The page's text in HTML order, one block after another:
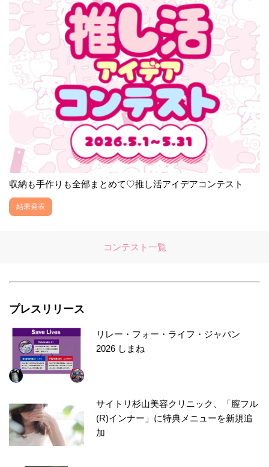
収納も手作りも全部まとめて♡推し活アイデアコンテスト
結果発表
コンテスト一覧
プレスリリース
リレー・フォー・ライフ・ジャパン
2026 しまね
サイトリ杉山美容クリニック、「膣フル
(R)インナー」に特典メニューを新規追
加